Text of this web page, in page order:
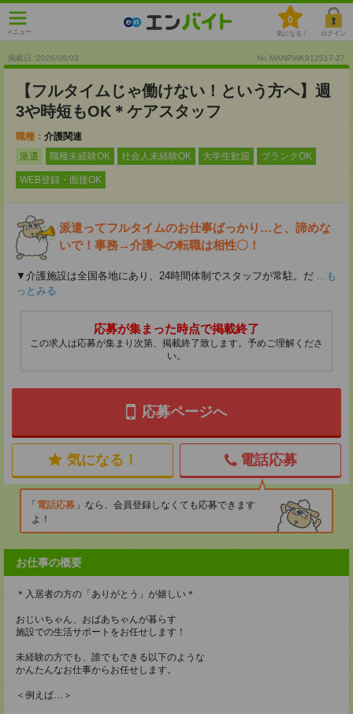
メニュー
0
気になる！ ログイン
掲載日 :2026/08/03 No.MANPWK912517-27
【フルタイムじゃ働けない！という方へ】週
3や時短もOK＊ケアスタッフ
職種： 介護関連
派遣
職種未経験OK 社会人未経験OK 大学生歓迎 ブランクOK
WEB登録・面接OK
派遣ってフルタイムのお仕事ばっかり…と、諦めな
いで！事務→介護への転職は相性〇！
▼介護施設は全国各地にあり、24時間体制でスタッフが常駐。だ ...も
っとみる
応募が集まった時点で掲載終了
この求人は応募が集まり次第、掲載終了致します。予めご理解くださ
い。
応募ページへ
気になる！ 電話応募
電話応募
なら、会員登録しなくても応募できます
よ！
お仕事の概要
＊入居者の方の「ありがとう」が嬉しい＊
おじいちゃん、おばあちゃんが暮らす
施設での生活サポートをお任せします！
未経験の方でも、誰でもできる以下のような
かんたんなお仕事からお任せします。
＜例えば…＞